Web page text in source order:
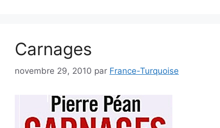
Carnages
novembre 29, 2010 par France-Turquoise